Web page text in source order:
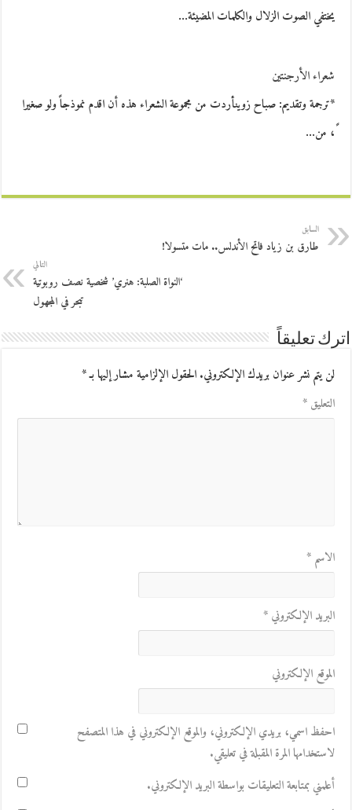
يختفي الصوت الزلال والكلمات المضيئة…
شعراء الأرجنتين
*ترجمة وتقديم: صباح زوينأردت من مجموعة الشعراء هذه أن اقدم نموذجاً ولو صغيرا
ً، من…
السابق
طارق بن زياد فاتح الأندلس.. مات متسولا!
التالي
‘النواة الصلبة: هنري’ شخصية نصف روبوتية
تبحر في المجهول
اترك تعليقاً
لن يتم نشر عنوان بريدك الإلكتروني.الحقول الإلزامية مشار إليها بـ*
التعليق*
الاسم*
البريد الإلكتروني*
الموقع الإلكتروني
احفظ اسمي، بريدي الإلكتروني، والموقع الإلكتروني في هذا المتصفح
لاستخدامها المرة المقبلة في تعليقي.
أعلمني بمتابعة التعليقات بواسطة البريد الإلكتروني.